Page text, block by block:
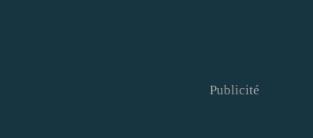
Publicité